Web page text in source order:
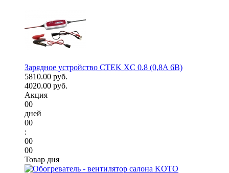
Зарядное устройство CTEK XC 0.8 (0,8A 6В)
5810.00 руб.
4020.00 руб.
Акция
00
дней
00
:
00
00
Товар дня